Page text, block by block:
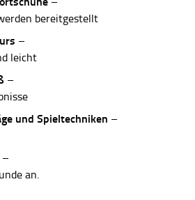
bereitgestellt
–
leicht
–
und Spieltechniken –
–
an.